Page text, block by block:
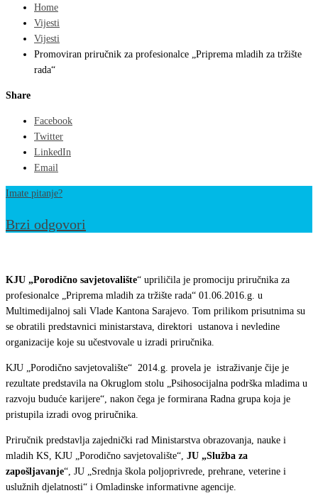
Home
Vijesti
Vijesti
Promoviran priručnik za profesionalce „Priprema mladih za tržište
rada“
Share
Facebook
Twitter
LinkedIn
Email
Imate pitanje?
Brzi odgovori
priručnik
za
profesionalce
„Priprema
za
tržište
rada“
KJU „Porodično savjetovalište“ upriličila je promociju priručnika za
profesionalce „Priprema mladih za tržište rada“ 01.06.2016.g. u
Multimedijalnoj sali Vlade Kantona Sarajevo. Tom prilikom prisutnima su
se obratili predstavnici ministarstava, direktori ustanova i nevledine
organizacije koje su učestvovale u izradi priručnika.
KJU „Porodično savjetovalište“ 2014.g. provela je istraživanje čije je
rezultate predstavila na Okruglom stolu „Psihosocijalna podrška mladima u
razvoju buduće karijere“, nakon čega je formirana Radna grupa koja je
pristupila izradi ovog priručnika.
Priručnik predstavlja zajednički rad Ministarstva obrazovanja, nauke i
mladih KS, KJU „Porodično savjetovalište“, JU „Služba za
zapošljavanje“, JU „Srednja škola poljoprivrede, prehrane, veterine i
uslužnih djelatnosti“ i Omladinske informativne agencije.